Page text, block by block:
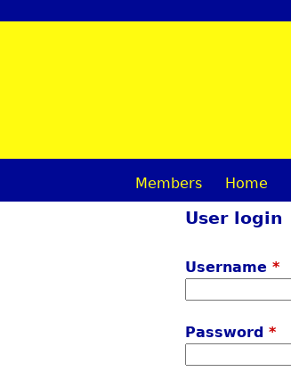
M
Members Home
User login
Username*
Password*